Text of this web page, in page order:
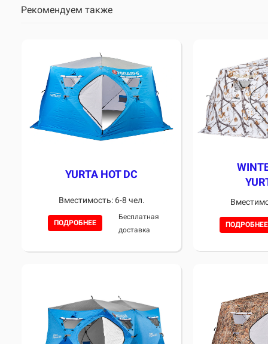
Рекомендуем также
YURTA HOT DC
Вместимость: 6-8 чел.
ПОДРОБНЕЕ
Бесплатная
доставка
ПОДРОБНЕЕ